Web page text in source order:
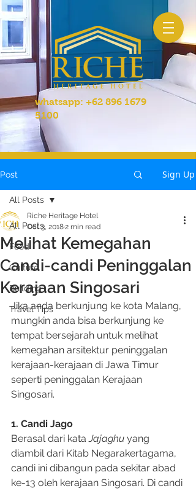
whatsapp: +62 896 1679
5100
Post Sign Up
All Posts
Food
Culture
Building
Travel Tips
All Posts
Melihat Kemegahan
Candi-candi Peninggalan
Kerajaan Singosari
Riche Heritage Hotel
Oct 3, 20182 min read
Jika anda berkunjung ke kota Malang,
mungkin anda bisa berkunjung ke
tempat bersejarah untuk melihat
kemegahan arsitektur peninggalan
kerajaan-kerajaan di Jawa Timur
seperti peninggalan Kerajaan
Singosari.
1. Candi Jago
Berasal dari kata Jajaghu yang
diambil dari Kitab Negarakertagama,
candi ini dibangun pada sekitar abad
ke-13 oleh kerajaan Singosari. Di candi